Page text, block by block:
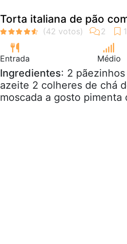
Torta italiana de pão
Entrada Médio
Ingredientes: 2
azeite 2 colheres de chá
moscada a gosto pimenta